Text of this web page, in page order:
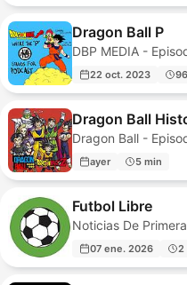
Dragon Ball P
DBP MEDIA -
22 oct. 2023
Dragon Ball
Dragon Ball -
ayer 5 min
Futbol Libre
Noticias De
07 ene. 2026 2